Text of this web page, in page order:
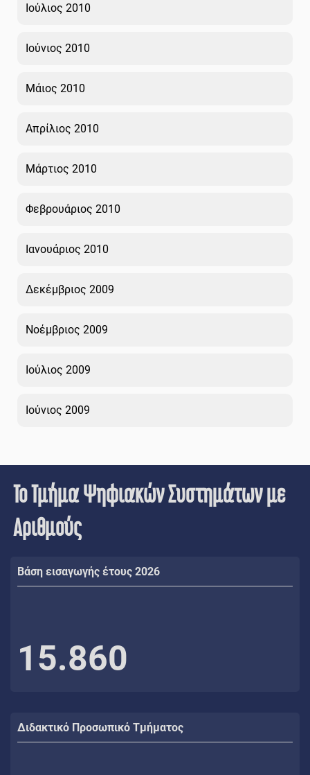
Ιούλιος 2010
Ιούνιος 2010
Μάιος 2010
Απρίλιος 2010
Μάρτιος 2010
Φεβρουάριος 2010
Ιανουάριος 2010
Δεκέμβριος 2009
Νοέμβριος 2009
Ιούλιος 2009
Ιούνιος 2009
Το Τμήμα Ψηφιακών Συστημάτων με
Αριθμούς
Βάση εισαγωγής έτους 2026
15.860
Διδακτικό Προσωπικό Τμήματος